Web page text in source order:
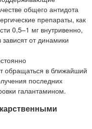
общего антидота
препараты, как
0,5–1 мг внутривенно,
от динамики
обращаться в ближайший
последних
галантамином.